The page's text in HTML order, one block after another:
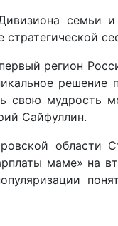
семьи и
регион
решение
свою мудрость
Сайфуллин.
области
маме» на